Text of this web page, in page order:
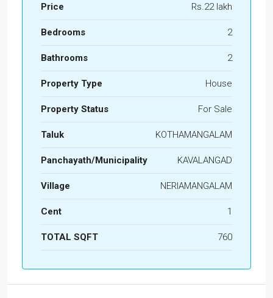
Price Rs.22 lakh
Bedrooms 2
Bathrooms 2
Property Type House
Property Status For Sale
Taluk KOTHAMANGALAM
Panchayath/Municipality KAVALANGAD
Village NERIAMANGALAM
Cent 1
TOTAL SQFT 760